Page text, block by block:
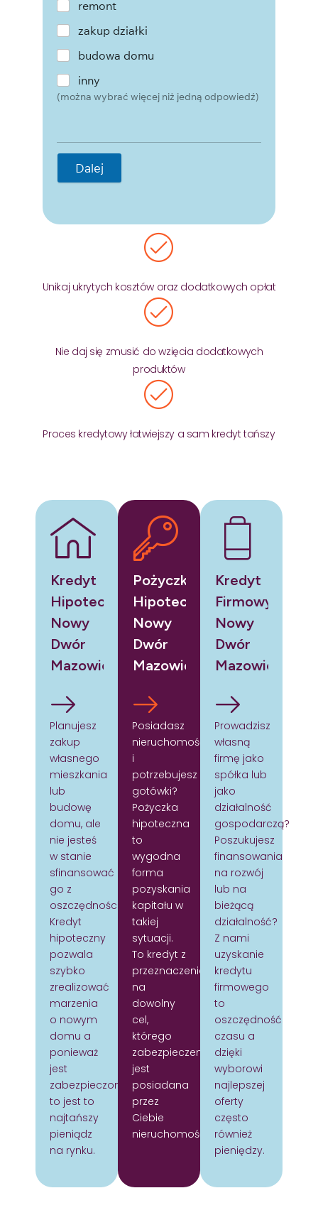
remont
zakup działki
budowa domu
inny
(można wybrać więcej niż jedną odpowiedź)
Dalej
Unikaj ukrytych kosztów oraz dodatkowych opłat
Nie daj się zmusić do wzięcia dodatkowych
produktów
Proces kredytowy łatwiejszy a sam kredyt tańszy
Kredyt
Hipoteczny
Nowy
Dwór
Mazowiecki
Planujesz
zakup
własnego
mieszkania
lub
budowę
domu, ale
nie jesteś
w stanie
sfinansować
go z
oszczędności?
Kredyt
hipoteczny
pozwala
szybko
zrealizować
marzenia
o nowym
domu a
ponieważ
jest
zabezpieczony
to jest to
najtańszy
pieniądz
na rynku.
Pożyczka
Hipoteczna
Nowy
Dwór
Mazowiecki
Posiadasz
nieruchomość
i
potrzebujesz
gotówki?
Pożyczka
hipoteczna
to
wygodna
forma
pozyskania
kapitału w
takiej
sytuacji.
To kredyt z
przeznaczeniem
na
dowolny
cel,
którego
zabezpieczeniem
jest
posiadana
przez
Ciebie
nieruchomość.
Kredyt
Firmowy
Nowy
Dwór
Mazowiecki
Prowadzisz
własną
firmę jako
spółka lub
jako
działalność
gospodarczą?
Poszukujesz
finansowania
na rozwój
lub na
bieżącą
działalność?
Z nami
uzyskanie
kredytu
firmowego
to
oszczędność
czasu a
dzięki
wyborowi
najlepszej
oferty
często
również
pieniędzy.